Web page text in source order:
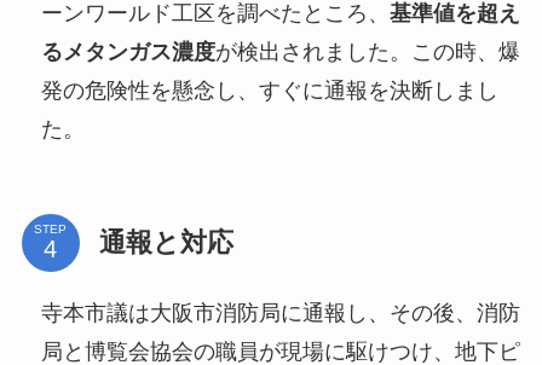
ーンワールド工区を調べたところ、 基準値を超え
るメタンガス濃度が検出されました。この時、爆
発の危険性を懸念し、すぐに通報を決断しまし
た。
STEP 通報と対応
寺本市議は大阪市消防局に通報し、その後、消防
局と博覧会協会の職員が現場に駆けつけ、地下ピ